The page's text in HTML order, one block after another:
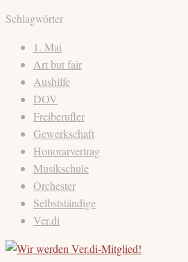
Schlagwörter
1. Mai
Art but fair
Aushilfe
DOV
Freiberufler
Gewerkschaft
Honorarvertrag
Musikschule
Orchester
Selbstständige
Ver.di